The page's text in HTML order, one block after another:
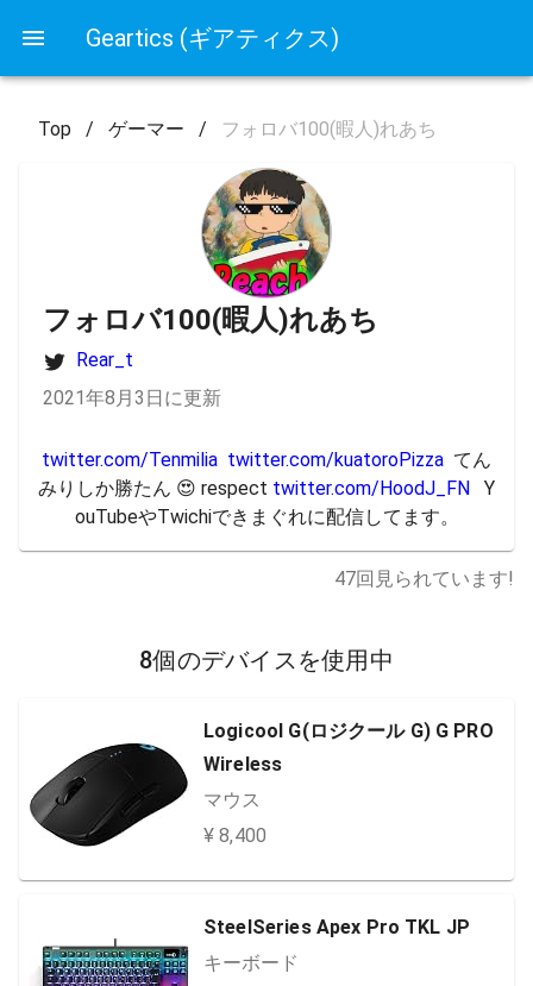
Geartics (ギアティクス)
Top / ゲーマー / フォロバ100(暇人)れあち
フォロバ100(暇人)れあち
Rear_t
2021年8月3日に更新
twitter.com/Tenmilia twitter.com/kuatoroPizza
  てん
みりしか勝たん 😍 respect twitter.com/HoodJ_FN
   Y
ouTubeやTwichiできまぐれに配信してます。
47回見られています!
8個のデバイスを使用中
Logicool G(ロジクール G) G PRO
Wireless
マウス
¥ 8,400
SteelSeries Apex Pro TKL JP
キーボード